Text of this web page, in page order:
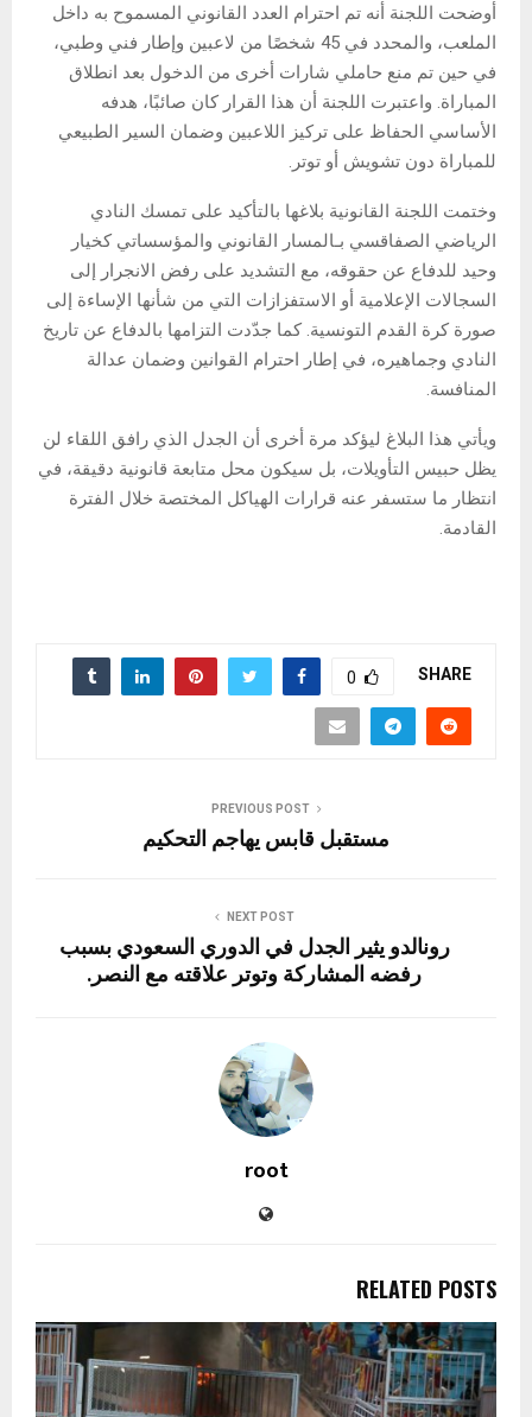
أوضحت اللجنة أنه تم احترام العدد القانوني المسموح به داخل
الملعب، والمحدد في 45 شخصًا من لاعبين وإطار فني وطبي،
في حين تم منع حاملي شارات أخرى من الدخول بعد انطلاق
المباراة. واعتبرت اللجنة أن هذا القرار كان صائبًا، هدفه
الأساسي الحفاظ على تركيز اللاعبين وضمان السير الطبيعي
للمباراة دون تشويش أو توتر.
وختمت اللجنة القانونية بلاغها بالتأكيد على تمسك النادي
الرياضي الصفاقسي بـالمسار القانوني والمؤسساتي كخيار
وحيد للدفاع عن حقوقه، مع التشديد على رفض الانجرار إلى
السجالات الإعلامية أو الاستفزازات التي من شأنها الإساءة إلى
صورة كرة القدم التونسية. كما جدّدت التزامها بالدفاع عن تاريخ
النادي وجماهيره، في إطار احترام القوانين وضمان عدالة
المنافسة.
ويأتي هذا البلاغ ليؤكد مرة أخرى أن الجدل الذي رافق اللقاء لن
يظل حبيس التأويلات، بل سيكون محل متابعة قانونية دقيقة، في
انتظار ما ستسفر عنه قرارات الهياكل المختصة خلال الفترة
القادمة.
SHARE
0
PREVIOUS POST
مستقبل قابس يهاجم التحكيم
NEXT POST
رونالدو يثير الجدل في الدوري السعودي بسبب
رفضه المشاركة وتوتر علاقته مع النصر.
root
RELATED POSTS